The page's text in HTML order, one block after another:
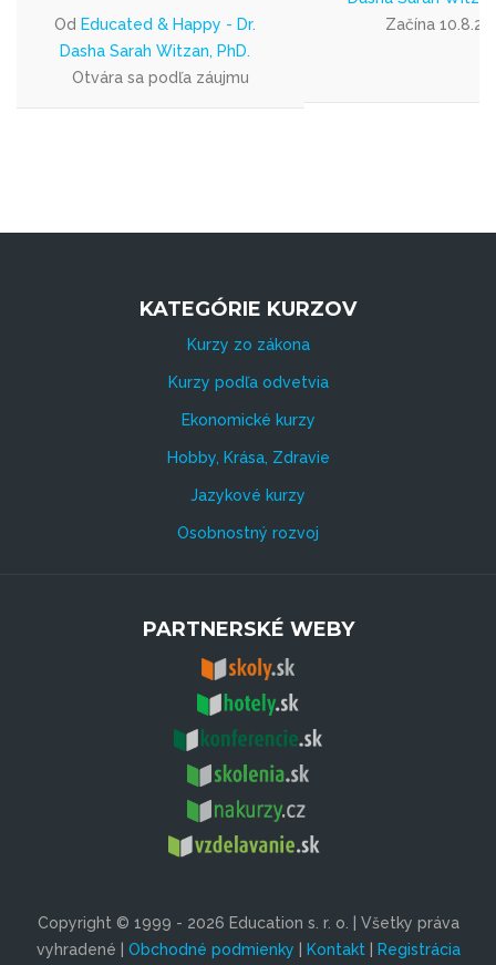
Od Educated & Happy - Dr.
Dasha Sarah Witzan, PhD.
Otvára sa podľa záujmu
Začína
KATEGÓRIE KURZOV
Kurzy zo zákona
Kurzy podľa odvetvia
Ekonomické kurzy
Hobby, Krása, Zdravie
Jazykové kurzy
Osobnostný rozvoj
PARTNERSKÉ WEBY
Copyright © 1999 - 2026 Education s. r. o. | Všetky práva
vyhradené | Obchodné podmienky | Kontakt| Registrácia